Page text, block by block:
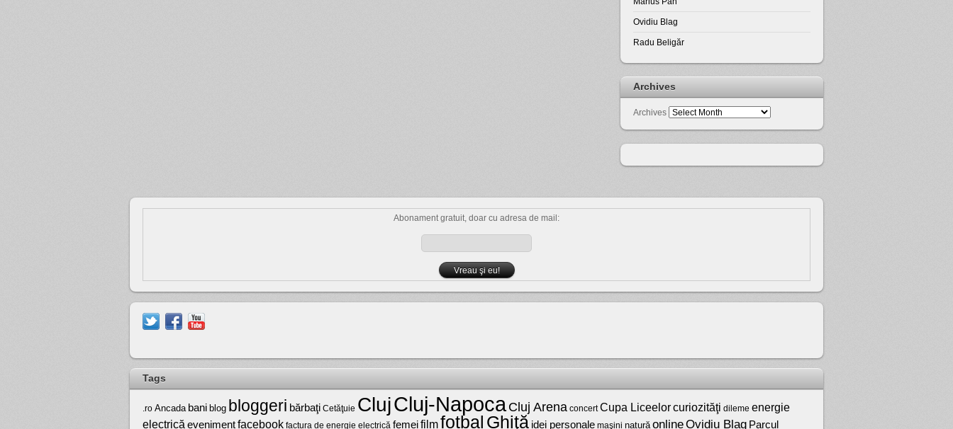
Ovidiu Blag
Radu Beligăr
Archives
Archives
Abonament gratuit, doar cu adresa de mail:
Tags
.ro Ancada bani blog bloggeri bărbaţi Cetăţuie ClujCluj-Napoca Cluj Arena concert Cupa Liceelorcuriozităţi dileme energie
electrică evenimentfacebook factura de energie electrică femeifilmfotbal Ghiţă idei personale maşini natură onlineOvidiu Blag Parcul